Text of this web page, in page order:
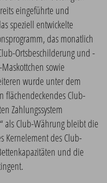
eingeführte und
speziell entwickelte
das monatlich
Ortsbeschilderung und -
sowie
wurde unter dem
flächendeckendes Club-
Zahlungssystem
als Club-Währung bleibt die
Kernelement des Club-
und die